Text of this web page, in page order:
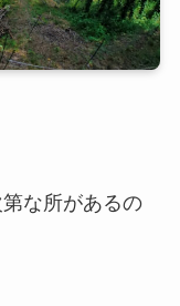
な所があるの